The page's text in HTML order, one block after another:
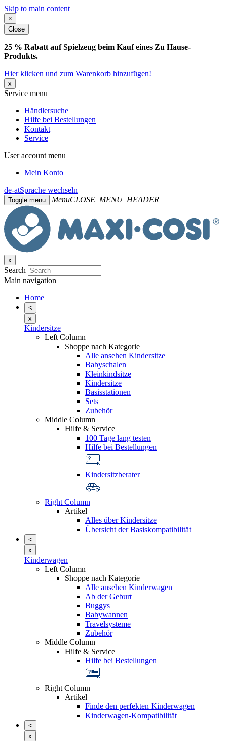
Skip to main content
×
Close
25 % Rabatt auf Spielzeug beim Kauf eines Zu Hause-
Produkts.
Hier klicken und zum Warenkorb hinzufügen!
x
Service menu
Händlersuche
Hilfe bei Bestellungen
Kontakt
Service
User account menu
Mein Konto
de-atSprache wechseln
Toggle menu MenuCLOSE_MENU_HEADER
x
Search
Main navigation
Home
<
x
Kindersitze
Left Column
Shoppe nach Kategorie
Alle ansehen Kindersitze
Babyschalen
Kleinkindsitze
Kindersitze
Basisstationen
Sets
Zubehör
Middle Column
Hilfe & Service
100 Tage lang testen
Hilfe bei Bestellungen
Kindersitzberater
Right Column
Artikel
Alles über Kindersitze
Übersicht der Basiskompatibilität
<
x
Kinderwagen
Left Column
Shoppe nach Kategorie
Alle ansehen Kinderwagen
Ab der Geburt
Buggys
Babywannen
Travelsysteme
Zubehör
Middle Column
Hilfe & Service
Hilfe bei Bestellungen
Right Column
Artikel
Finde den perfekten Kinderwagen
Kinderwagen-Kompatibilität
<
x